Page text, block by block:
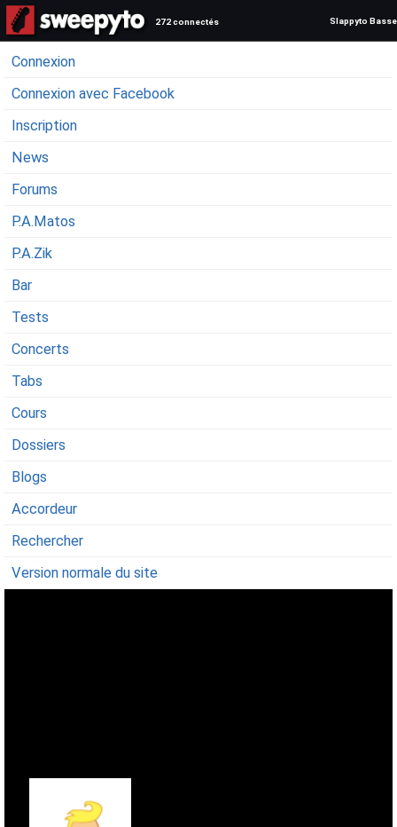
272 connectés Slappyto Basse
Connexion
Connexion avec Facebook
Inscription
News
Forums
P.A.Matos
P.A.Zik
Bar
Tests
Concerts
Tabs
Cours
Dossiers
Blogs
Accordeur
Rechercher
Version normale du site